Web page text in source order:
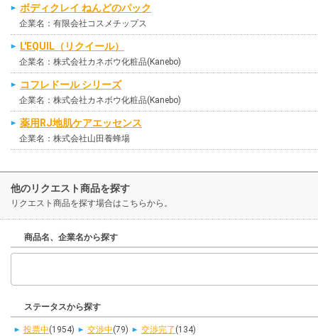
ボディクレイ ねんどのパック
企業名：有限会社コスメチップス
L'EQUIL（リクイール）
企業名：株式会社カネボウ化粧品(Kanebo)
コフレドール シリーズ
企業名：株式会社カネボウ化粧品(Kanebo)
薬用RJ地肌ケアエッセンス
企業名：株式会社山田養蜂場
他のリクエスト商品を探す
リクエスト商品を探す場合はこちらから。
商品名、企業名から探す
ステータスから探す
投票中(1954) 交渉中(79) 交渉完了 (134)